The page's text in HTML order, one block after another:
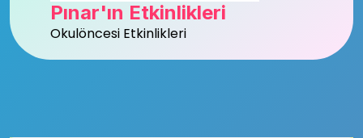
Pınar'ın Etkinlikleri
Okulöncesi Etkinlikleri